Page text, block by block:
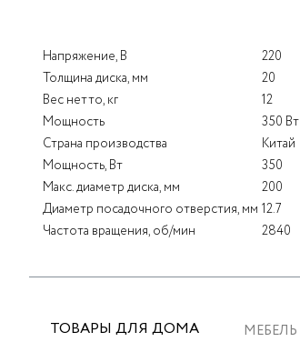
Напряжение, В
220
Толщина диска, мм
20
Вес нетто, кг
12
Мощность
350 Вт
Страна производства
Китай
Мощность, Вт
350
Макс. диаметр диска, мм
200
Диаметр посадочного отверстия, мм 12.7
Частота вращения, об/мин
2840
ТОВАРЫ ДЛЯ ДОМА МЕБЕЛЬ